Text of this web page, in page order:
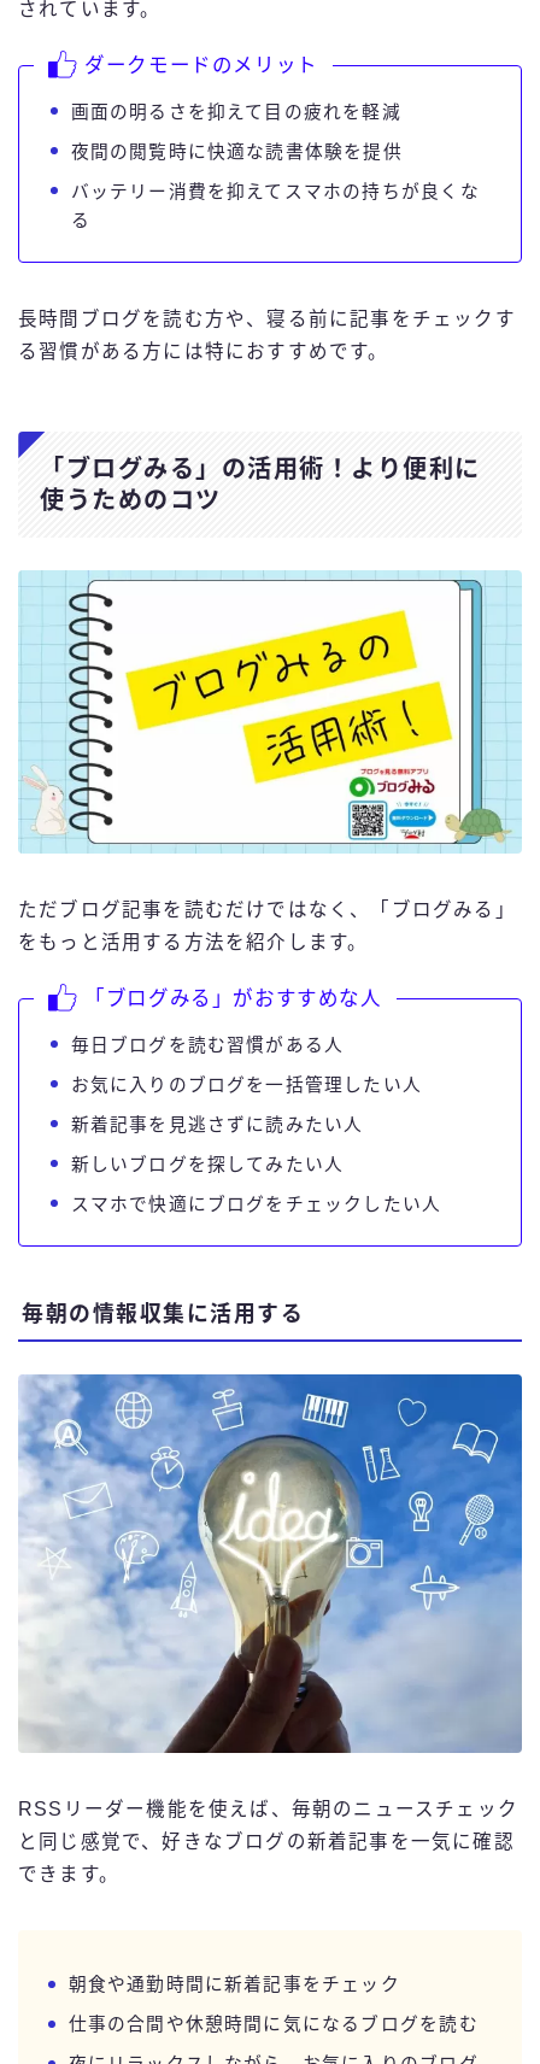
されています。
ダークモードのメリット
画面の明るさを抑えて目の疲れを軽減
夜間の閲覧時に快適な読書体験を提供
バッテリー消費を抑えてスマホの持ちが良くな
る
長時間ブログを読む方や、寝る前に記事をチェックす
る習慣がある方には特におすすめです。
「ブログみる」の活用術！より便利に
使うためのコツ
ただブログ記事を読むだけではなく、「ブログみる」
をもっと活用する方法を紹介します。
「ブログみる」がおすすめな人
毎日ブログを読む習慣がある人
お気に入りのブログを一括管理したい人
新着記事を見逃さずに読みたい人
新しいブログを探してみたい人
スマホで快適にブログをチェックしたい人
毎朝の情報収集に活用する
RSSリーダー機能を使えば、毎朝のニュースチェック
と同じ感覚で、好きなブログの新着記事を一気に確認
できます。
朝食や通勤時間に新着記事をチェック
仕事の合間や休憩時間に気になるブログを読む